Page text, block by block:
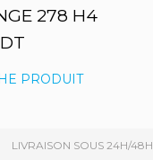
278 H4
PRODUIT
LIVRAISON SOUS 24H/48H